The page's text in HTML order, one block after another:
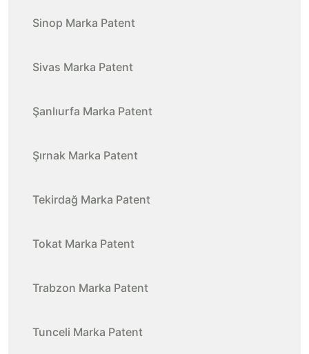
Sinop Marka Patent
Sivas Marka Patent
Şanlıurfa Marka Patent
Şırnak Marka Patent
Tekirdağ Marka Patent
Tokat Marka Patent
Trabzon Marka Patent
Tunceli Marka Patent